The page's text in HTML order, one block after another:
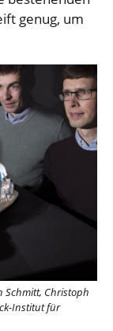
genug, um
Schmitt, Christoph
Institut für